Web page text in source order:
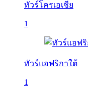
ทัวร์โครเอเชีย
1
ทัวร์แอฟริกาใต้
1